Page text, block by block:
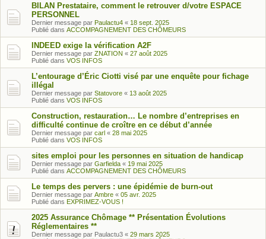
BILAN Prestataire, comment le retrouver d/votre ESPACE
PERSONNEL
Dernier message par Paulactu4 « 18 sept. 2025
Publié dans ACCOMPAGNEMENT DES CHÔMEURS
INDEED exige la vérification A2F
Dernier message par ZNATION « 27 août 2025
Publié dans VOS INFOS
L’entourage d’Éric Ciotti visé par une enquête pour fichage
illégal
Dernier message par Statovore « 13 août 2025
Publié dans VOS INFOS
Construction, restauration… Le nombre d’entreprises en
difficulté continue de croître en ce début d’année
Dernier message par carl « 28 mai 2025
Publié dans VOS INFOS
sites emploi pour les personnes en situation de handicap
Dernier message par Garfielda « 19 mai 2025
Publié dans ACCOMPAGNEMENT DES CHÔMEURS
Le temps des pervers : une épidémie de burn-out
Dernier message par Ambre « 05 avr. 2025
Publié dans EXPRIMEZ-VOUS !
2025 Assurance Chômage ** Présentation Évolutions
Réglementaires **
Dernier message par Paulactu3 « 29 mars 2025